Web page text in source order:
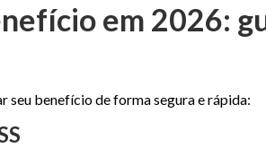
em 2026:
seu benefício de forma segura e rápida: